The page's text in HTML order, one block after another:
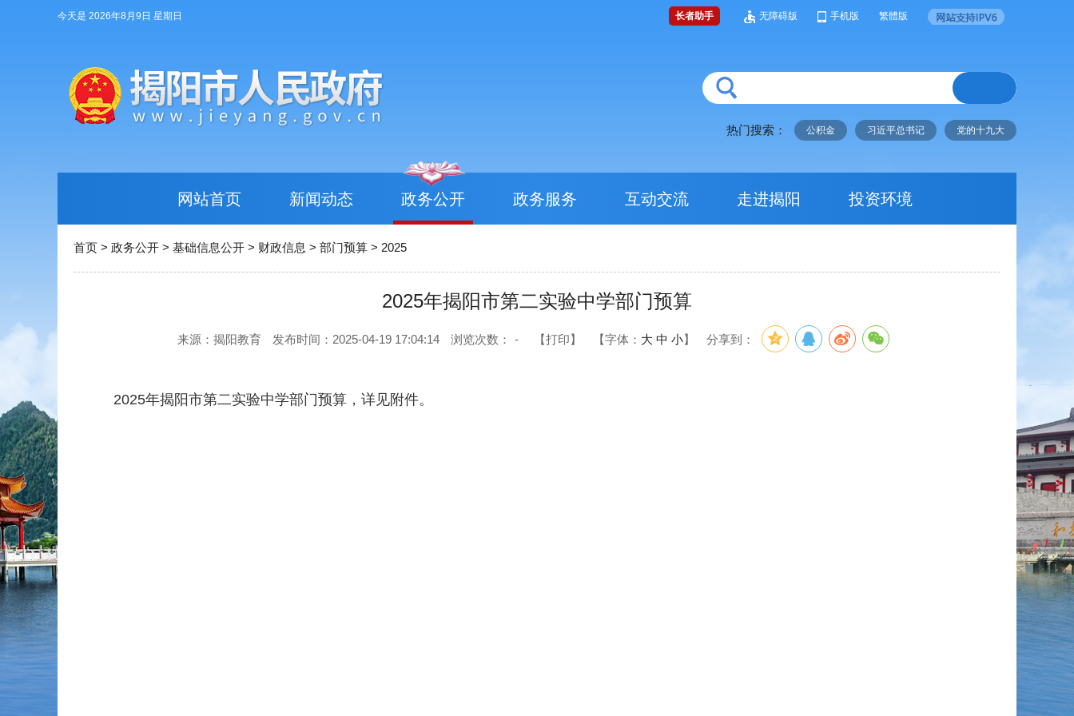
今天是 2026年8月9日 星期日 长者助手 无障碍版 手机版 繁體版
热门搜索： 公积金 习近平总书记 党的十九大
网站首页 新闻动态 政务公开 政务服务 互动交流 走进揭阳 投资环境
首页 > 政务公开 > 基础信息公开 > 财政信息 > 部门预算 > 2025
2025年揭阳市第二实验中学部门预算
来源：揭阳教育 发布时间：2025-04-19 17:04:14 浏览次数： - 【打印】 【字体： 大 中 小】 分享到：
2025年揭阳市第二实验中学部门预算，详见附件。